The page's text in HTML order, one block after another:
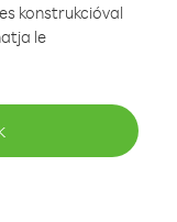
konstrukcióval
le